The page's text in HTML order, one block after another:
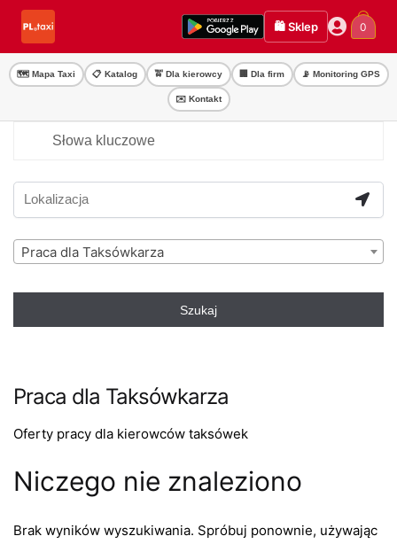
Przejdź
nawigacji
Przejdź
treści
🛍️ Sklep 0
🗺️ Mapa Taxi 📋 Katalog 🚖 Dla kierowcy 🏢 Dla firm 📡 Monitoring GPS
✉️ Kontakt
Praca dla Taksówkarza
Szukaj
Praca dla Taksówkarza
Oferty pracy dla kierowców taksówek
Niczego nie znaleziono
Brak wyników wyszukiwania. Spróbuj ponownie, używając